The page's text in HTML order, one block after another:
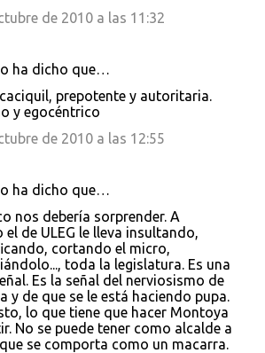
de 2010 a las 11:32
ha dicho que…
prepotente y autoritaria.
y egocéntrico
de 2010 a las 12:55
ha dicho que…
nos debería sorprender. A
el de ULEG le lleva insultando,
cortando el micro,
toda la legislatura. Es una
Es la señal del nerviosismo de
y de que se le está haciendo pupa.
lo que tiene que hacer Montoya
No se puede tener como alcalde a
se comporta como un macarra.